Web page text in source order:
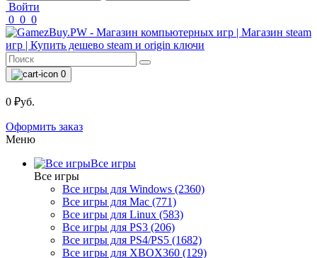
Войти
0 0 0
0
0 ₽уб.
Оформить заказ
Меню
Все игры
Все игры
Все игры для Windows (2360)
Все игры для Mac (771)
Все игры для Linux (583)
Все игры для PS3 (206)
Все игры для PS4/PS5 (1682)
Все игры для XBOX360 (129)